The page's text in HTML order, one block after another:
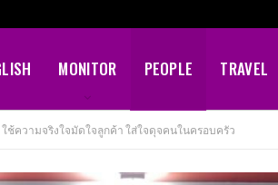
MONITOR PEOPLE TRAVEL
ใช้ความจริงใจมัดใจลูกค้า ใส่ใจดุจคนในครอบครัว